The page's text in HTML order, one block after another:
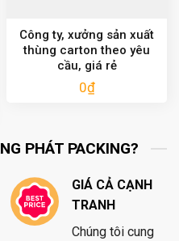
Công ty, xưởng sản xuất
thùng carton theo yêu
cầu, giá rẻ
0₫
PHÁT PACKING?
GIÁ CẢ CẠNH
TRANH
Chúng tôi cung